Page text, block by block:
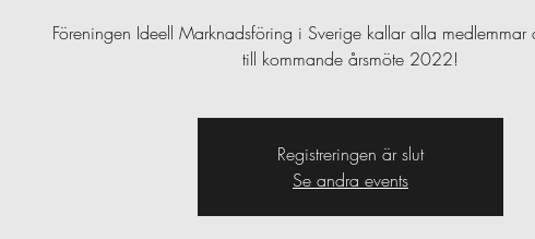
Föreningen Ideell Marknadsföring i Sverige kallar alla medlemmar
till kommande årsmöte 2022!
Registreringen är slut
Se andra events